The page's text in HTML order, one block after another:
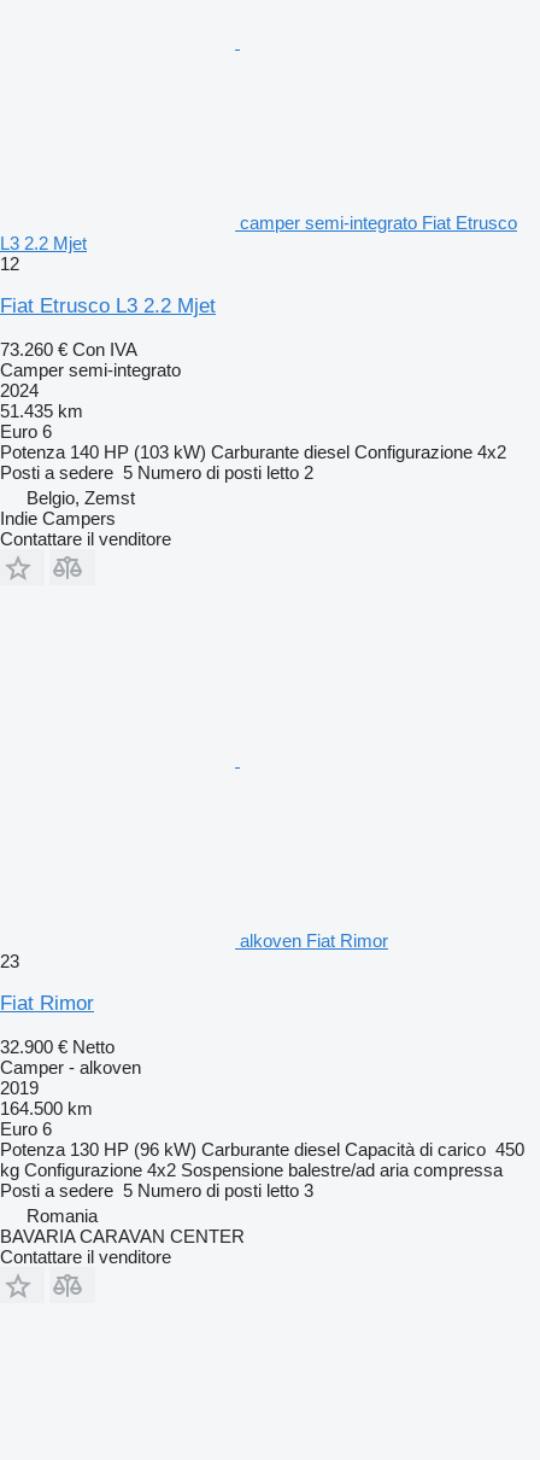
camper semi-integrato Fiat Etrusco
L3 2.2 Mjet
12
Fiat Etrusco L3 2.2 Mjet
73.260 € Con IVA
Camper semi-integrato
2024
51.435 km
Euro 6
Potenza 140 HP (103 kW) Carburante diesel Configurazione 4x2
Posti a sedere 5 Numero di posti letto 2
Belgio, Zemst
Indie Campers
Contattare il venditore
alkoven Fiat Rimor
23
Fiat Rimor
32.900 € Netto
Camper - alkoven
2019
164.500 km
Euro 6
Potenza 130 HP (96 kW) Carburante diesel Capacità di carico 450
kg Configurazione 4x2 Sospensione balestre/ad aria compressa
Posti a sedere 5 Numero di posti letto 3
Romania
BAVARIA CARAVAN CENTER
Contattare il venditore